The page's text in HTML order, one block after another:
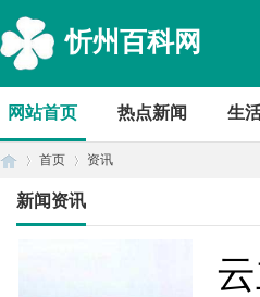
忻州百科网
网站首页 热点新闻 生
首页 资讯
新闻资讯